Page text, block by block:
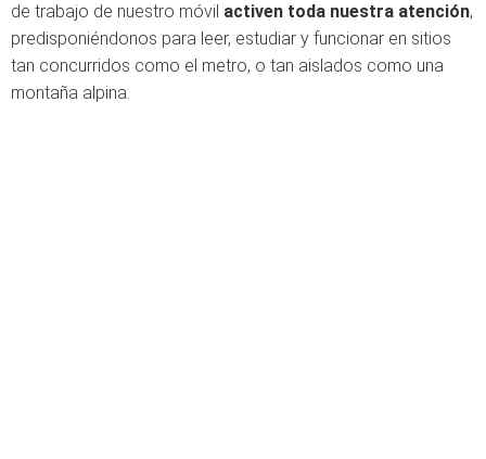
de trabajo de nuestro móvil activen toda nuestra atención,
predisponiéndonos para leer, estudiar y funcionar en sitios
tan concurridos como el metro, o tan aislados como una
montaña alpina.